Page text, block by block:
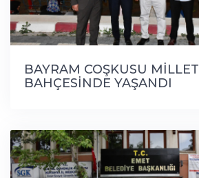
BAYRAM COŞKUSU MİLLET
BAHÇESİNDE YAŞANDI